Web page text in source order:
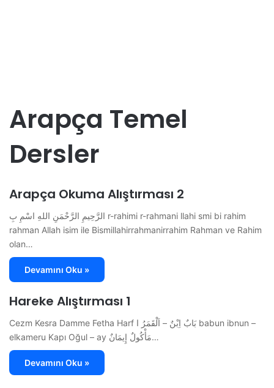
Arapça Temel
Dersler
Arapça Okuma Alıştırması 2
الرَّحِيمِ الرَّحْمَنِ اللهِ اسْمِ بِ r-rahimi r-rahmani llahi smi bi rahim
rahman Allah isim ile Bismillahirrahmanirrahim Rahman ve Rahim
olan…
Devamını Oku »
Hareke Alıştırması 1
Cezm Kesra Damme Fetha Harf بَابٌ اِبْنٌ – اَلْقَمَرُ ا babun ibnun –
elkameru Kapı Oğul – ay مَأْكُولٌ إِيمَانٌ…
Devamını Oku »